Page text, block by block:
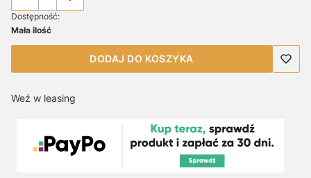
Dostępność:
Mała ilość
DODAJ DO KOSZYKA
Weź w leasing